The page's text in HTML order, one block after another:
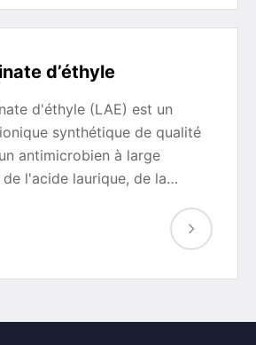
d’éthyle
d'éthyle (LAE) est un
synthétique de qualité
antimicrobien à large
l'acide laurique, de la…